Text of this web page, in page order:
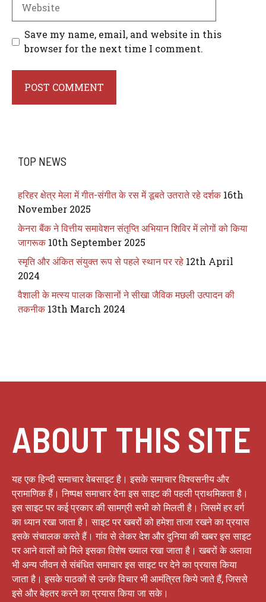
Save my name, email, and website in this
browser for the next time I comment.
TOP NEWS
हरिहर क्षेत्र मेला में गीत-संगीत के रस में डूबते उतराते रहे दर्शक 16th
November 2025
केनरा बैंक ने वित्तीय समावेशन संतृप्ति अभियान शिविर में लोगों को किया
जागरूक 10th September 2025
स्मृति और अंकित संयुक्त रूप से पहले स्थान पर रहे 12th April
2024
वैशाली के मत्स्य पालक किसानों ने सीखा जैविक मछली उत्पादन की
तकनीक 13th March 2024
ABOUT THIS SITE
यह एक हिन्दी समाचार वेबसाइट है। इसके समाचार विश्वसनीय और
प्रामाणिक हैं। निष्पक्ष समाचार देना इस साइट की पहली प्राथमिकता है।
इस साइट पर कई प्रकार की सामग्री सभी को मिलती है। जिसमें हर वर्ग
का ध्यान रखा जाता है। साइट पर खबरों को हमेशा ताजा रखने का प्रयास
इसके संचालक करते हैं। गांव से लेकर देश और दुनिया की खबर इस साइट
पर आने वालों को मिले इसका विशेष ख्याल रखा जाता है। खबरों के अलावा
भी अन्य जीवन से संबंधित समाचार इस साइट पर देने का प्रयास किया
जाता है। इसके पाठकों से उनके विचार भी आमंत्रित किये जाते हैं, जिससे
इसे और बेहतर करने का प्रयास किया जा सके।